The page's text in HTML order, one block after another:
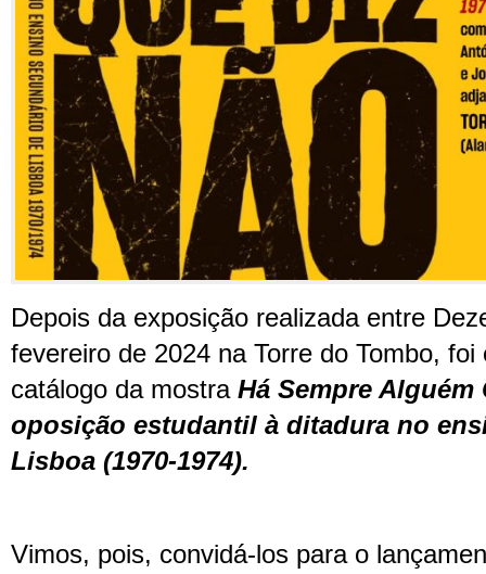
Depois da exposição realizada entre
fevereiro de 2024 na Torre do Tombo,
catálogo da mostra Há Sempre Alguém
oposição estudantil à ditadura no
Lisboa (1970-1974).
Vimos, pois, convidá-los para o